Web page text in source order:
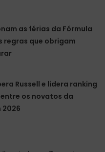
as férias da Fórmula
regras que obrigam
Russell e lidera ranking
os novatos da
2026